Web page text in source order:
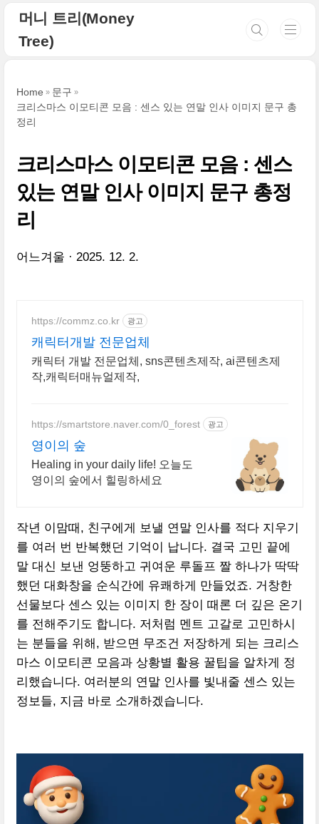
머니 트리(Money
Tree)
Home
문구
크리스마스 이모티콘 모음 : 센스 있는 연말 인사 이미지 문구 총
정리
크리스마스 이모티콘 모음 : 센스
있는 연말 인사 이미지 문구 총정
리
어느겨울 2025. 12. 2.
https://commz.co.kr 광고
캐릭터개발 전문업체
캐릭터 개발 전문업체, sns콘텐츠제작, ai콘텐츠제
작,캐릭터매뉴얼제작,
https://smartstore.naver.com/0_forest 광고
영이의 숲
Healing in your daily life! 오늘도
영이의 숲에서 힐링하세요
작년 이맘때, 친구에게 보낼 연말 인사를 적다 지우기
를 여러 번 반복했던 기억이 납니다. 결국 고민 끝에
말 대신 보낸 엉뚱하고 귀여운 루돌프 짤 하나가 딱딱
했던 대화창을 순식간에 유쾌하게 만들었죠. 거창한
선물보다 센스 있는 이미지 한 장이 때론 더 깊은 온기
를 전해주기도 합니다. 저처럼 멘트 고갈로 고민하시
는 분들을 위해, 받으면 무조건 저장하게 되는 크리스
마스 이모티콘 모음과 상황별 활용 꿀팁을 알차게 정
리했습니다. 여러분의 연말 인사를 빛내줄 센스 있는
정보들, 지금 바로 소개하겠습니다.